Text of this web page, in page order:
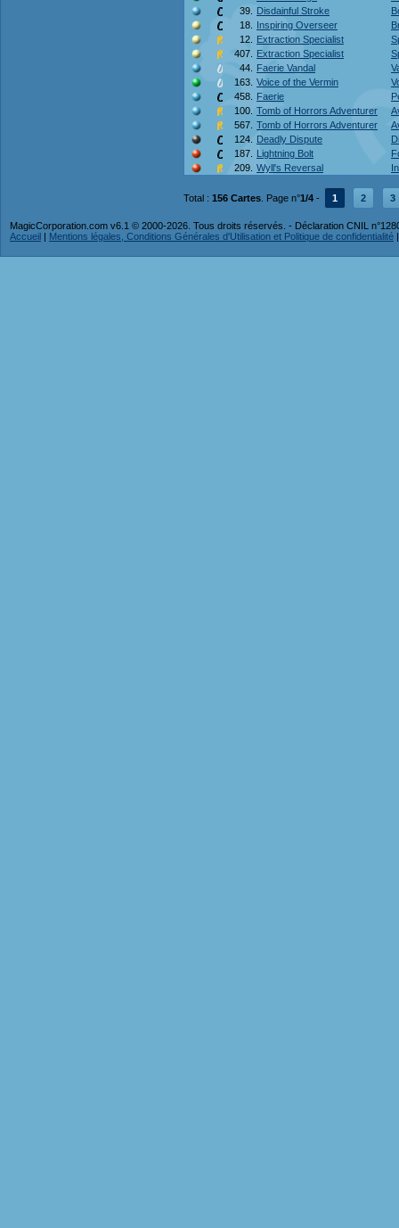
39.
Disdainful Stroke
18.
Inspiring Overseer
12.
Extraction Specialist
407.
Extraction Specialist
44.
Faerie Vandal
163. Voice of the Vermin
458.
Faerie
100. Tomb of Horrors Adventurer
567. Tomb of Horrors Adventurer
124.
Deadly Dispute
187.
Lightning Bolt
209. Wyll's Reversal
Total : 156 Cartes . Page n°1/4 - 1 2 3
MagicCorporation.com v6.1 © 2000-2026. Tous droits réservés. - Déclaration CNIL
Accueil | Mentions légales, Conditions Générales d'Utilisation et Politique de confidentialité